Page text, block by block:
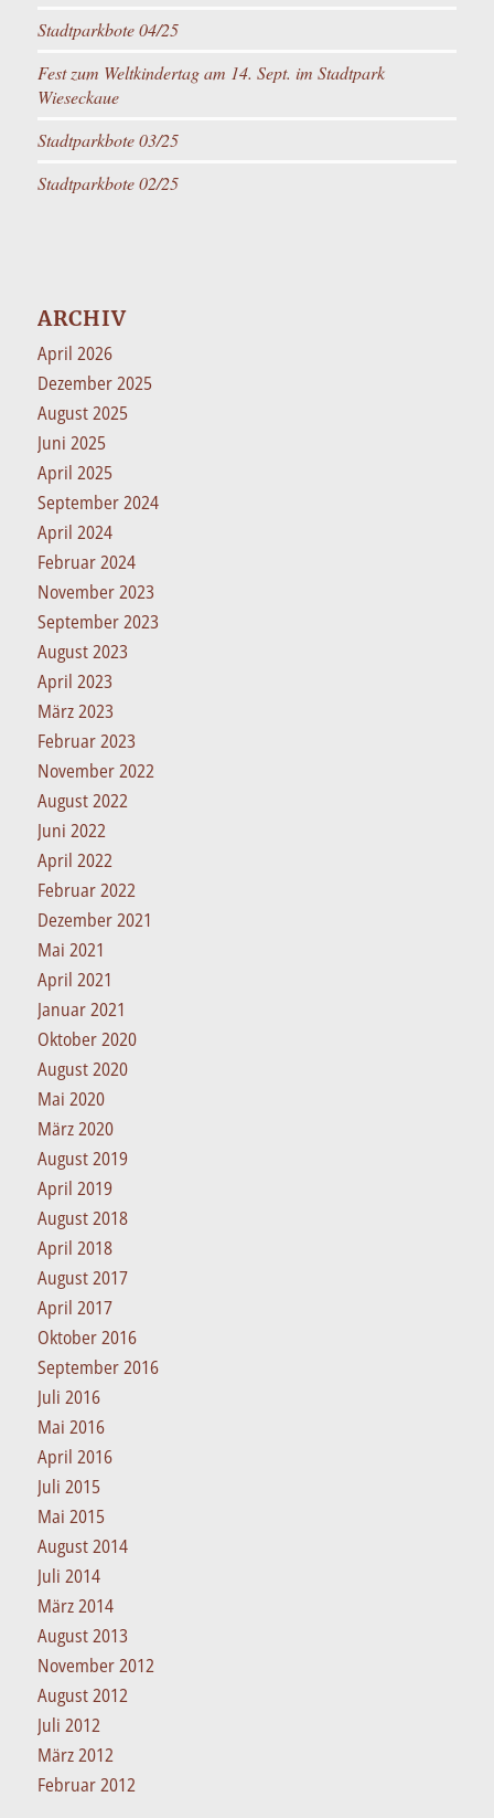
Stadtparkbote 04/25
Fest zum Weltkindertag am 14. Sept. im Stadtpark
Wieseckaue
Stadtparkbote 03/25
Stadtparkbote 02/25
ARCHIV
April 2026
Dezember 2025
August 2025
Juni 2025
April 2025
September 2024
April 2024
Februar 2024
November 2023
September 2023
August 2023
April 2023
März 2023
Februar 2023
November 2022
August 2022
Juni 2022
April 2022
Februar 2022
Dezember 2021
Mai 2021
April 2021
Januar 2021
Oktober 2020
August 2020
Mai 2020
März 2020
August 2019
April 2019
August 2018
April 2018
August 2017
April 2017
Oktober 2016
September 2016
Juli 2016
Mai 2016
April 2016
Juli 2015
Mai 2015
August 2014
Juli 2014
März 2014
August 2013
November 2012
August 2012
Juli 2012
März 2012
Februar 2012